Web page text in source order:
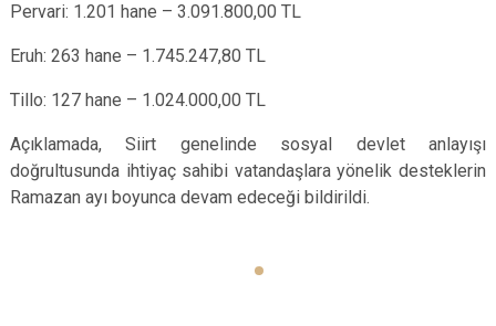
Pervari: 1.201 hane – 3.091.800,00 TL
Eruh: 263 hane – 1.745.247,80 TL
Tillo: 127 hane – 1.024.000,00 TL
Açıklamada, Siirt genelinde sosyal devlet anlayışı
doğrultusunda ihtiyaç sahibi vatandaşlara yönelik desteklerin
Ramazan ayı boyunca devam edeceği bildirildi.